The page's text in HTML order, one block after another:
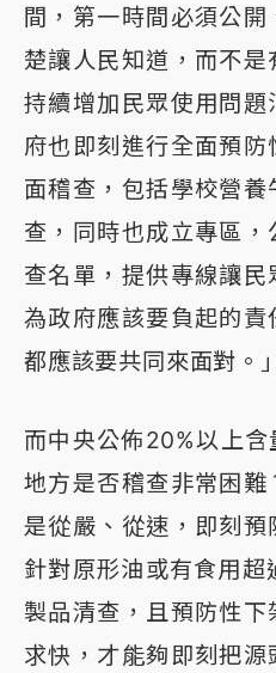
間，第一時間必須公
楚讓人民知道，而不
持續增加民眾使用問
府也即刻進行全面預
面稽查，包括學校營
查，同時也成立專區
查名單，提供專線讓
為政府應該要負起的責
都應該要共同來面對。」
而中央公佈20%以上
地方是否稽查非常困
是從嚴、從速，即刻
針對原形油或有食用
製品清查，且預防性
求快，才能夠即刻把